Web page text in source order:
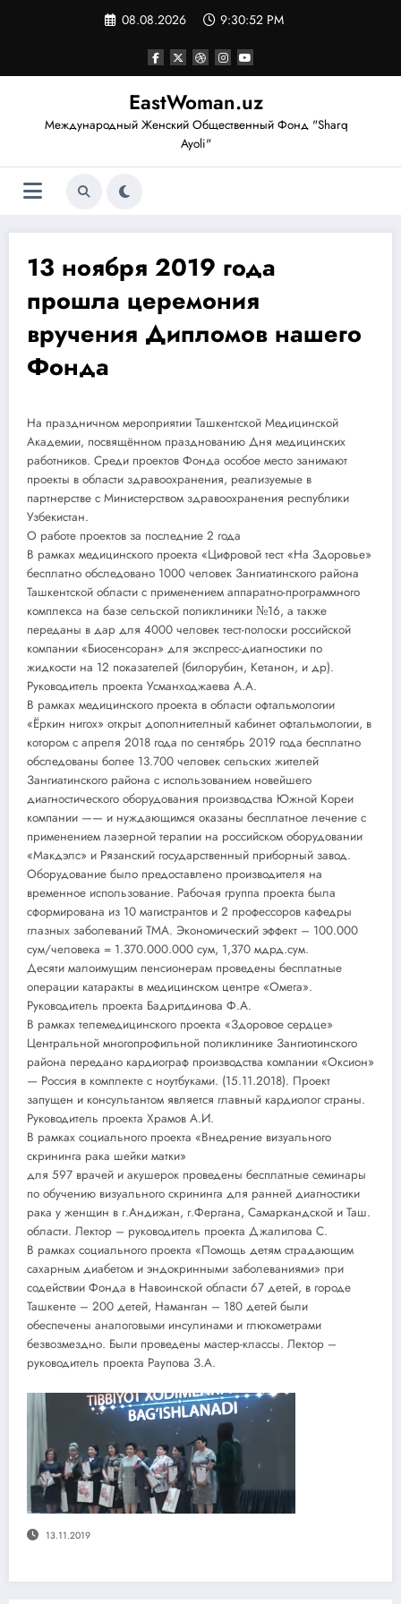
08.08.2026 9:30:53 PM
EastWoman.uz
Международный Женский Общественный Фонд "Sharq
Ayoli"
13 ноября 2019 года
прошла церемония
вручения Дипломов нашего
Фонда
На праздничном мероприятии Ташкентской Медицинской
Академии, посвящённом празднованию Дня медицинских
работников. Среди проектов Фонда особое место занимают
проекты в области здравоохранения, реализуемые в
партнерстве с Министерством здравоохранения республики
Узбекистан.
О работе проектов за последние 2 года
В рамках медицинского проекта «Цифровой тест «На Здоровье»
бесплатно обследовано 1000 человек Зангиатинского района
Ташкентской области с применением аппаратно-программного
комплекса на базе сельской поликлиники №16, а также
переданы в дар для 4000 человек тест-полоски российской
компании «Биосенсоран» для экспресс-диагностики по
жидкости на 12 показателей (билорубин, Кетанон, и др).
Руководитель проекта Усманходжаева А.А.
В рамках медицинского проекта в области офтальмологии
«Ёркин нигох» открыт дополнителный кабинет офтальмологии, в
котором с апреля 2018 года по сентябрь 2019 года бесплатно
обследованы более 13.700 человек сельских жителей
Зангиатинского района с использованием новейшего
диагностического оборудования производства Южной Кореи
компании —— и нуждающимся оказаны бесплатное лечение с
применением лазерной терапии на российском оборудовании
«Макдэлс» и Рязанский государственный приборный завод.
Оборудование было предоставлено производителя на
временное использование. Рабочая группа проекта была
сформирована из 10 магистрантов и 2 профессоров кафедры
глазных заболеваний ТМА. Экономический эффект – 100.000
сум/человека = 1.370.000.000 сум, 1,370 мдрд.сум.
Десяти малоимущим пенсионерам проведены бесплатные
операции катаракты в медицинском центре «Омега».
Руководитель проекта Бадритдинова Ф.А.
В рамках телемедицинского проекта «Здоровое сердце»
Центральной многопрофильной поликлинике Зангиотинского
района передано кардиограф производства компании «Оксион»
— Россия в комплекте с ноутбуками. (15.11.2018). Проект
запущен и консультантом является главный кардиолог страны.
Руководитель проекта Храмов А.И.
В рамках социального проекта «Внедрение визуального
скрининга рака шейки матки»
для 597 врачей и акушерок проведены бесплатные семинары
по обучению визуального скрининга для ранней диагностики
рака у женщин в г.Андижан, г.Фергана, Самаркандской и Таш.
области. Лектор – руководитель проекта Джалилова С.
В рамках социального проекта «Помощь детям страдающим
сахарным диабетом и эндокринными заболеваниями» при
содействии Фонда в Навоинской области 67 детей, в городе
Ташкенте – 200 детей, Наманган – 180 детей были
обеспечены аналоговыми инсулинами и глюкометрами
безвозмездно. Были проведены мастер-классы. Лектор –
руководитель проекта Раупова З.А.
13.11.2019